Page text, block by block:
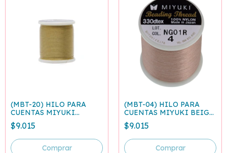
(MBT-20) HILO PARA
CUENTAS MIYUKI
BRONCE - ROLLO 50
METROS
$9.015
(MBT-04) HILO PARA
CUENTAS MIYUKI BEIGE
- ROLLO 50 METROS
$9.015